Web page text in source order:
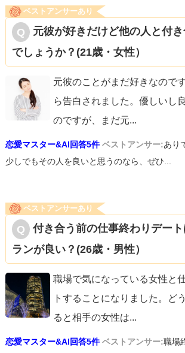
ベストアンサーあり
元彼が好きだけど他の人と付
でしょうか？(21歳・女性）
元彼のことがまだ好きなので
ら告白されました。優しいし
のですが、まだ元...
恋愛マスター&AI回答5件 ベストアンサー:あり
少しでもその人を良いと思うのなら、ぜひ...
ベストアンサーあり
付き合う前の仕事終わりデー
ランが良い？(26歳・男性）
職場で気になっている女性と
トすることになりました。ど
ると相手の女性は...
恋愛マスター&AI回答5件 ベストアンサー:職場